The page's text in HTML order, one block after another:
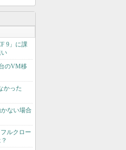
9」に課
のVM移
かった
ない場合
ルクロー